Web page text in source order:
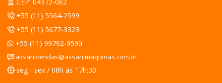
+55 (11) 5564-2599
+55 (11) 5677-3323
+55 (11) 99792-9590
assahivendas@assahimaquinas.com.br
seg - sex / 08h às 17h:30